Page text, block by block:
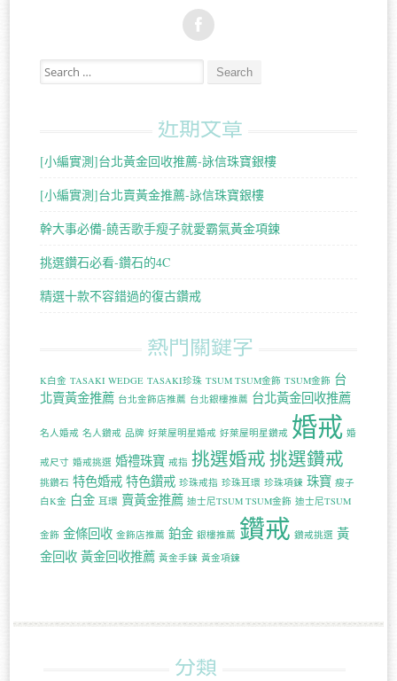
Search for:
近期文章
[小編實測]台北黃金回收推薦-詠信珠寶銀樓
[小編實測]台北賣黃金推薦-詠信珠寶銀樓
幹大事必備-饒舌歌手瘦子就愛霸氣黃金項鍊
挑選鑽石必看-鑽石的4C
精選十款不容錯過的復古鑽戒
熱門關鍵字
K白金 TASAKI WEDGE TASAKI珍珠 TSUM TSUM金飾 TSUM金飾 台
北賣黃金推薦 台北金飾店推薦 台北銀樓推薦 台北黃金回收推薦
名人婚戒 名人鑽戒 品牌 好萊屋明星婚戒 好萊屋明星鑽戒 婚戒 婚
戒尺寸 婚戒挑選 婚禮珠寶 戒指 挑選婚戒挑選鑽戒
挑鑽石 特色婚戒 特色鑽戒 珍珠戒指 珍珠耳環 珍珠項鍊 珠寶 瘦子
白K金 白金 耳環 賣黃金推薦 迪士尼TSUM TSUM金飾 迪士尼TSUM
金飾 金條回收 金飾店推薦 鉑金 銀樓推薦 鑽戒 鑽戒挑選 黃
金回收 黃金回收推薦 黃金手鍊 黃金項鍊
分類